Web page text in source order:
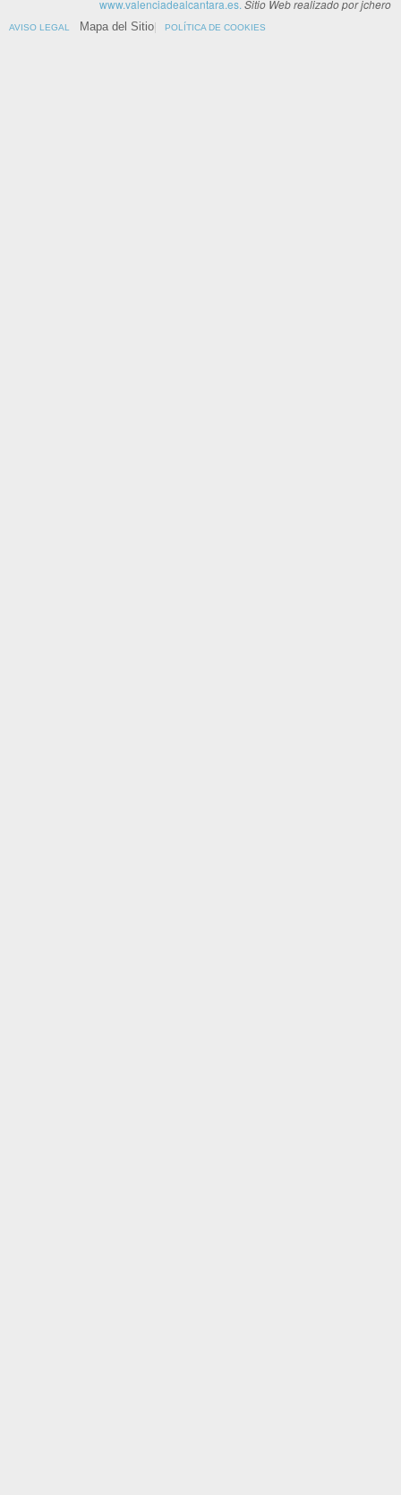
www.valenciadealcantara.es. Sitio Web realizado por jchero
AVISO LEGAL Mapa del Sitio POLÍTICA DE COOKIES